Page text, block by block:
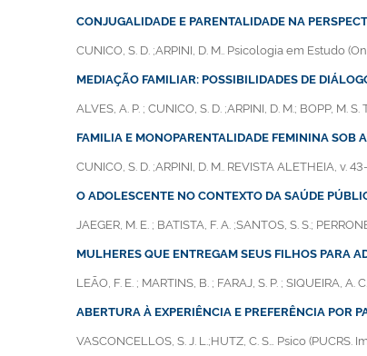
CONJUGALIDADE E PARENTALIDADE NA
CUNICO, S. D. ;ARPINI, D. M.. Psicologia em Estudo
MEDIAÇÃO FAMILIAR: POSSIBILIDADES DE
ALVES, A. P. ; CUNICO, S. D. ;ARPINI, D. M.; BOPP, M.
FAMILIA E MONOPARENTALIDADE FEMININA SOB
CUNICO, S. D. ;ARPINI, D. M.. REVISTA ALETHEIA, v.
O ADOLESCENTE NO CONTEXTO DA SAÚDE
JAEGER, M. E. ; BATISTA, F. A. ;SANTOS, S. S.;
MULHERES QUE ENTREGAM SEUS FILHOS PARA
LEÃO, F. E. ; MARTINS, B. ; FARAJ, S. P. ; SIQUEIRA,
ABERTURA À EXPERIÊNCIA E PREFERÊNCIA POR
VASCONCELLOS, S. J. L.;HUTZ, C. S… Psico (PUCRS.